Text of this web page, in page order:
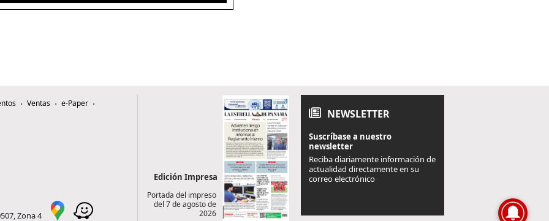
Ventas e-Paper
Zona 4
Edición Impresa
Portada del impreso
del 7 de agosto de
2026
NEWSLETTER
Suscríbase a nuestro
newsletter
Reciba diariamente información de
actualidad directamente en su
correo electrónico